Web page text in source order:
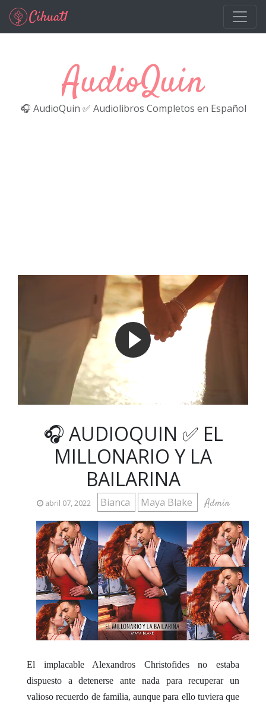
Ir al contenido principal
AudioQuin
🎧 AudioQuin ✅ Audiolibros Completos en Español
🎧 AUDIOQUIN ✅ EL
MILLONARIO Y LA
BAILARINA
abril 07, 2022 Bianca Maya Blake Admin
El implacable Alexandros Christofides no estaba
dispuesto a detenerse ante nada para recuperar un
valioso recuerdo de familia, aunque para ello tuviera que